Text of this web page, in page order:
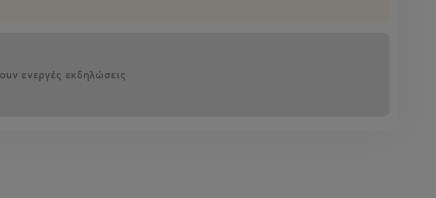
ενεργές εκδηλώσεις